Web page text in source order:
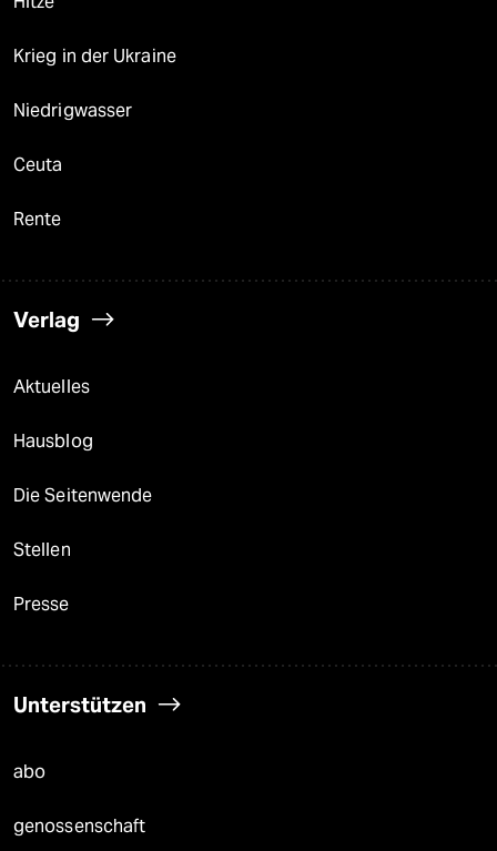
Krieg in der Ukraine
Niedrigwasser
Ceuta
Rente
Verlag
Aktuelles
Hausblog
Die Seitenwende
Stellen
Presse
Unterstützen
abo
genossenschaft